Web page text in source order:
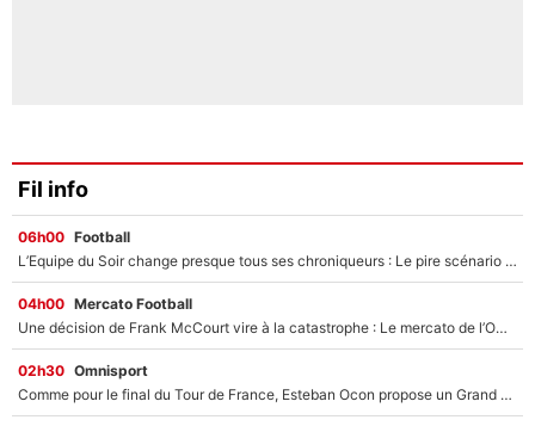
Fil info
06h00 Football
L’Equipe du Soir change presque tous ses chroniqueurs : Le pire scénario imaginé par l’IA après le départ de Johan Micoud !
04h00 Mercato Football
Une décision de Frank McCourt vire à la catastrophe : Le mercato de l’OM provoque de nouvelles tensions en pleine crise financière !
02h30 Omnisport
Comme pour le final du Tour de France, Esteban Ocon propose un Grand Prix de Formule 1 à Paris : «Autour de l’Arc de Triomphe, ce serait génial» !